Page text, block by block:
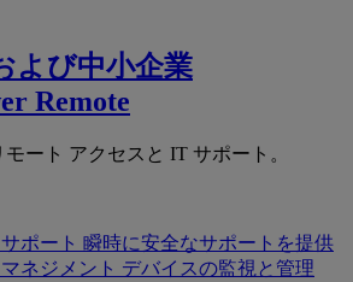
よび中小企業
Remote
ート アクセスと IT サポート。
ポート 瞬時に安全なサポートを提供
ネジメント デバイスの監視と管理